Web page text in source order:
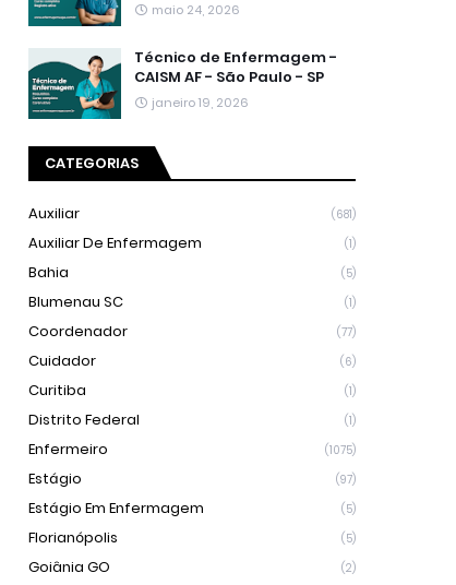
maio 24, 2026
Técnico de Enfermagem -
CAISM AF - São Paulo - SP
janeiro 19, 2026
CATEGORIAS
Auxiliar (681)
Auxiliar De Enfermagem (1)
Bahia (5)
Blumenau SC (1)
Coordenador (77)
Cuidador (6)
Curitiba (1)
Distrito Federal (1)
Enfermeiro (1075)
Estágio (97)
Estágio Em Enfermagem (5)
Florianópolis (5)
Goiânia GO (2)